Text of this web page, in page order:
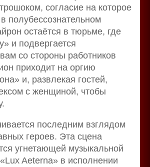
согласие на которое
полубессознательном
остаётся в тюрьме, где
и подвергается
со стороны работников
приходит на оргию
и, развлекая гостей,
с женщиной, чтобы
последним взглядом
героев. Эта сцена
угнетающей музыкальной
Aeterna» в исполнении